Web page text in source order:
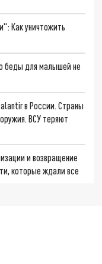
Как уничтожить
беды для малышей не
в России. Страны
ВСУ теряют
и возвращение
которые ждали все